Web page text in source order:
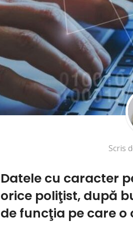
Scris
Datele cu caracter
orice poliţist, după
de funcţia pe care o